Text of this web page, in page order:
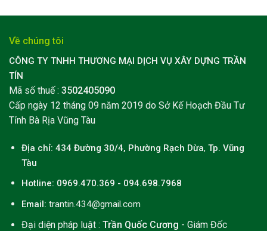
Về chúng tôi
CÔNG TY TNHH THƯƠNG MẠI DỊCH VỤ XÂY DỰNG TRẦN
TÍN
Mã số thuế : 3502405090
Cấp ngày 12 tháng 09 năm 2019 do Sở Kế Hoạch Đầu Tư
Tỉnh Bà Rịa Vũng Tàu
Địa chỉ: 434 Đường 30/4, Phường Rạch Dừa, Tp. Vũng
Tàu
Hotline: 0969.470.369 - 094.698.7968
Email: trantin.434@gmail.com
Đại diện pháp luật : Trần Quốc Cương - Giám Đốc